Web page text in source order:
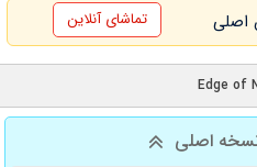
تماشای آنلاین
نسخه اصلی